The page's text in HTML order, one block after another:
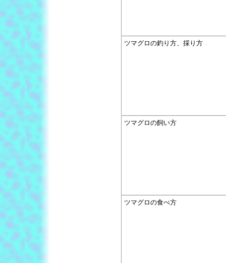
ツマグロの釣り方、採り方
ツマグロの飼い方
ツマグロの食べ方